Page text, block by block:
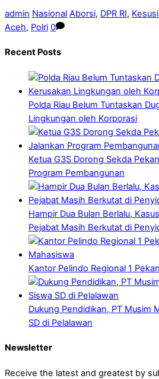
admin Nasional Aborsi, DPR RI,
Aceh, Polri 0
Recent Posts
Polda Riau Belum Tuntaskan
Lingkungan oleh Korporasi
Ketua G3S Dorong Sekda
Program Pembangunan
Hampir Dua Bulan Berlalu,
Pejabat Masih Berkutat di
Kantor Pelindo Regional 1
Dukung Pendidikan, PT Musim
SD di Pelalawan
Newsletter
Receive the latest and greatest by